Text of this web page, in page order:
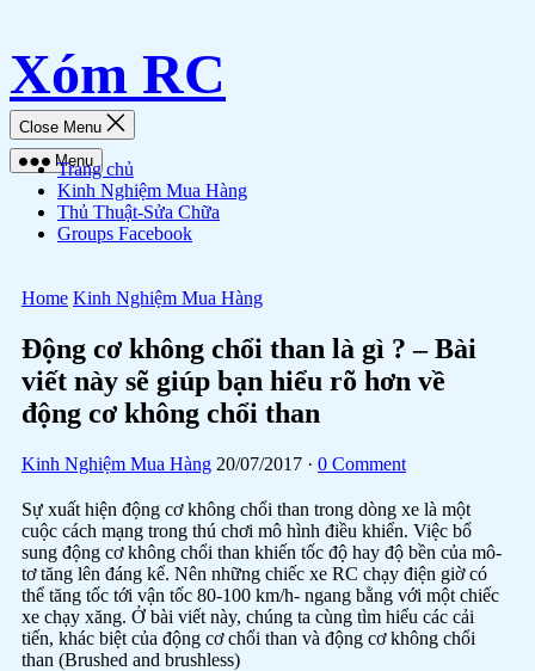
to
content
Xóm RC
Menu
Close Menu
Trang chủ
Kinh Nghiệm Mua Hàng
Thủ Thuật-Sửa Chữa
Groups Facebook
Home Kinh Nghiệm Mua Hàng
Động cơ không chổi than là gì ? – Bài
viết này sẽ giúp bạn hiểu rõ hơn về
động cơ không chổi than
Kinh Nghiệm Mua Hàng 20/07/2017 · 0 Comment
Sự xuất hiện động cơ không chổi than trong dòng xe là một
cuộc cách mạng trong thú chơi mô hình điều khiển. Việc bổ
sung động cơ không chổi than khiến tốc độ hay độ bền của mô-
tơ tăng lên đáng kể. Nên những chiếc xe RC chạy điện giờ có
thể tăng tốc tới vận tốc 80-100 km/h- ngang bằng với một chiếc
xe chạy xăng. Ở bài viết này, chúng ta cùng tìm hiểu các cải
tiến, khác biệt của động cơ chổi than và động cơ không chổi
than (Brushed and brushless)